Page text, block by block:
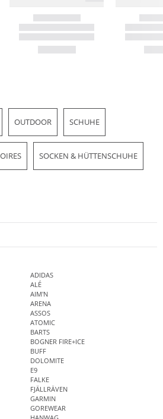
OUTDOOR SCHUHE
SOCKEN & HÜTTENSCHUHE
ADIDAS
ALÉ
AIM'N
ARENA
ASSOS
ATOMIC
BARTS
BOGNER FIRE+ICE
BUFF
DOLOMITE
E9
FALKE
FJÄLLRÄVEN
GARMIN
GOREWEAR